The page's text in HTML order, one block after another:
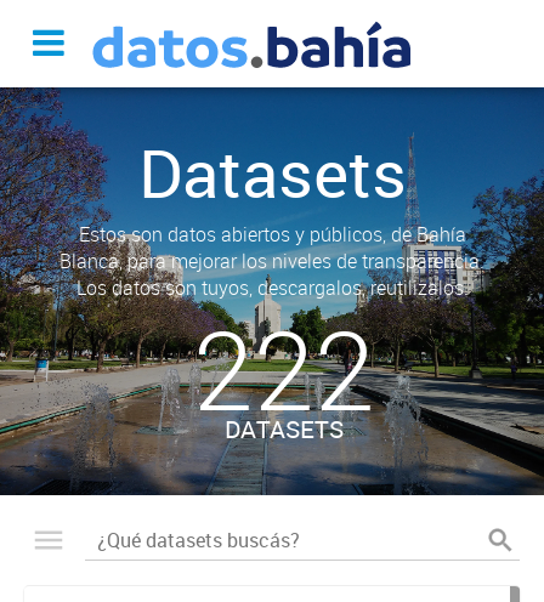
Datasets
Estos son datos abiertos y públicos, de Bahía
Blanca, para mejorar los niveles de transparencia.
Los datos son tuyos, descargalos, reutilizalos.
222
DATASETS